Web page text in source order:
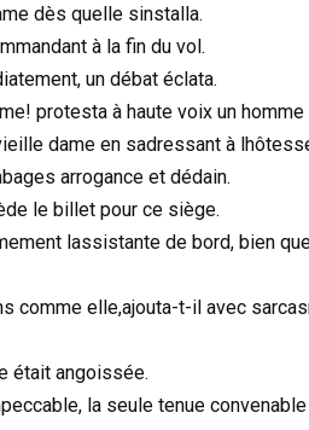
dès quelle sinstalla.
à la fin du vol.
un débat éclata.
protesta à haute voix un homme
dame en sadressant à
arrogance et dédain.
le billet pour ce siège.
lassistante de bord, bien
comme elle,ajouta-t-il avec
était angoissée.
la seule tenue